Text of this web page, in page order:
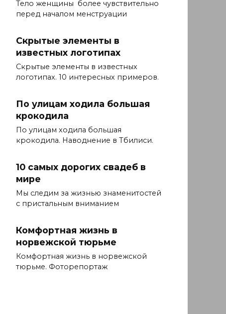
Тело женщины более чувствительно
перед началом менструации
Скрытые элементы в
известных логотипах
Скрытые элементы в известных
логотипах. 10 интересных примеров.
По улицам ходила большая
крокодила
По улицам ходила большая
крокодила. Наводнение в Тбилиси.
10 самых дорогих свадеб в
мире
Мы следим за жизнью знаменитостей
с пристальным вниманием
Комфортная жизнь в
норвежской тюрьме
Комфортная жизнь в норвежской
тюрьме. Фоторепортаж